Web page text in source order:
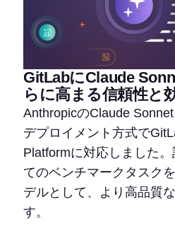
GitLabにClaude
らに高まる信頼性と
AnthropicのClaude
デプロイメント方式で
Platformに対応しました
てのベンチマークタスク
デルとして、より高品質
す。